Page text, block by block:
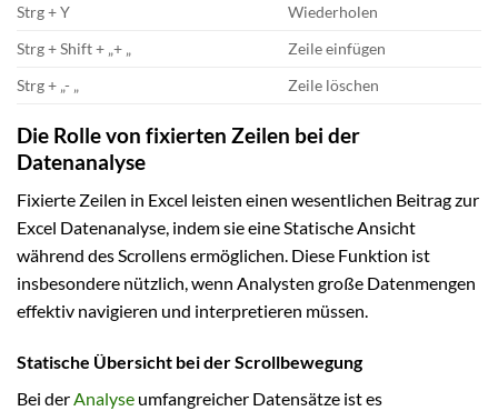
Strg + Y
Wiederholen
Strg + Shift + „+ „
Zeile einfügen
Strg + „- „
Zeile löschen
Die Rolle von fixierten Zeilen bei der
Datenanalyse
Fixierte Zeilen in Excel leisten einen wesentlichen Beitrag zur
Excel Datenanalyse, indem sie eine Statische Ansicht
während des Scrollens ermöglichen. Diese Funktion ist
insbesondere nützlich, wenn Analysten große Datenmengen
effektiv navigieren und interpretieren müssen.
Statische Übersicht bei der Scrollbewegung
Bei derAnalyse umfangreicher Datensätze ist es